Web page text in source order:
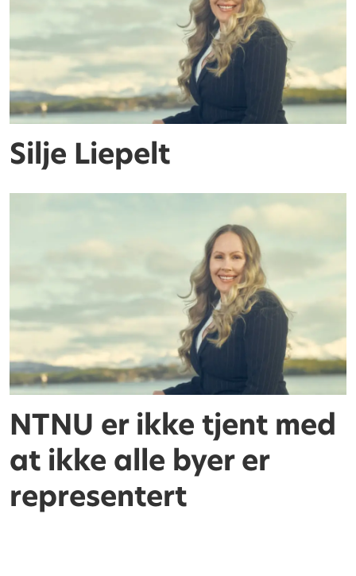
Silje Liepelt
NTNU er ikke tjent med
at ikke alle byer er
representert